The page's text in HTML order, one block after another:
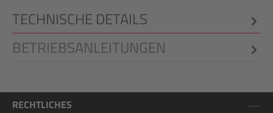
TECHNISCHE DETAILS
BETRIEBSANLEITUNGEN
RECHTLICHES